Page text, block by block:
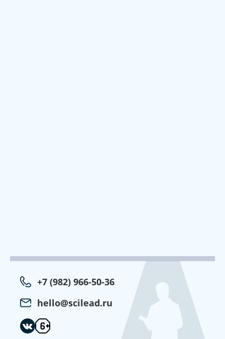
+7 (982) 966-50-36
hello@scilead.ru